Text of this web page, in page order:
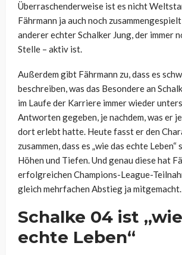
Überraschenderweise ist es nicht
Fährmann ja auch noch
anderer echter Schalker Jung, der immer
Stelle – aktiv ist.
Außerdem gibt Fährmann zu, dass es
beschreiben, was das Besondere an
im Laufe der Karriere immer wieder
Antworten gegeben, je nachdem, was er
dort erlebt hatte. Heute fasst er den
zusammen, dass es „wie das echte Leben“
Höhen und Tiefen. Und genau diese hat
erfolgreichen Champions-League-
gleich mehrfachen Abstieg ja mitgemacht.
Schalke 04 ist
echte Leben“